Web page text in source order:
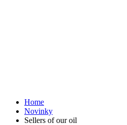
Home
Novinky
Sellers of our oil